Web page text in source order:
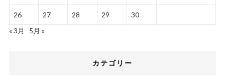
26 27 28 29
30
« 3月
5月 »
カテゴリー